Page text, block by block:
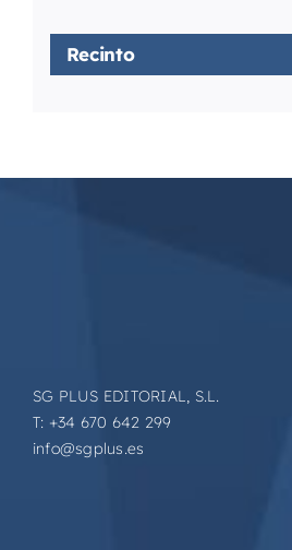
Recinto
SG PLUS EDITORIAL, S.L.
T: +34 670 642 299
info@sgplus.es